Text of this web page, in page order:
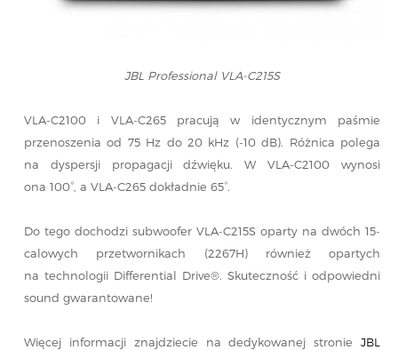
JBL Professional VLA-C215S
VLA-C2100 i VLA-C265 pracują w identycznym paśmie
przenoszenia od 75 Hz do 20 kHz (-10 dB). Różnica polega
na dyspersji propagacji dźwięku. W VLA-C2100 wynosi
ona 100°, a VLA-C265 dokładnie 65°.
Do tego dochodzi subwoofer VLA-C215S oparty na dwóch 15-
calowych przetwornikach (2267H) również opartych
na technologii Differential Drive®. Skuteczność i odpowiedni
sound gwarantowane!
Więcej informacji znajdziecie na dedykowanej stronie JBL